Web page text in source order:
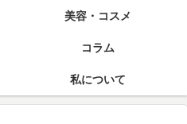
美容・コスメ
コラム
私について